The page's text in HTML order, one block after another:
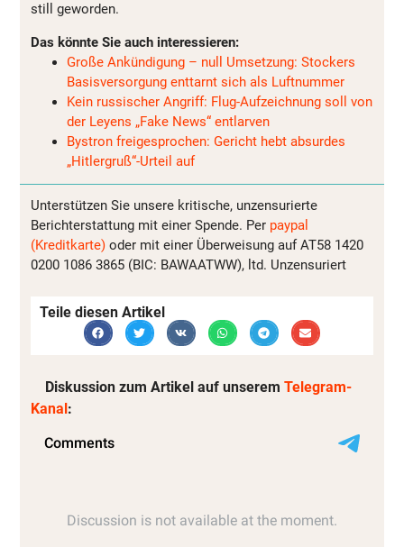
still geworden.
Das könnte Sie auch interessieren:
Große Ankündigung – null Umsetzung: Stockers
Basisversorgung enttarnt sich als Luftnummer
Kein russischer Angriff: Flug-Aufzeichnung soll von
der Leyens „Fake News“ entlarven
Bystron freigesprochen: Gericht hebt absurdes
„Hitlergruß“-Urteil auf
Unterstützen Sie unsere kritische, unzensurierte
Berichterstattung mit einer Spende. Per paypal
(Kreditkarte) oder mit einer Überweisung auf AT58 1420
0200 1086 3865 (BIC: BAWAATWW), ltd. Unzensuriert
Teile diesen Artikel
Diskussion zum Artikel auf unserem Telegram-
Kanal: